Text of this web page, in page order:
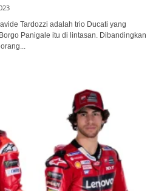
Tardozzi adalah trio Ducati yang
Panigale itu di lintasan. Dibandingkan